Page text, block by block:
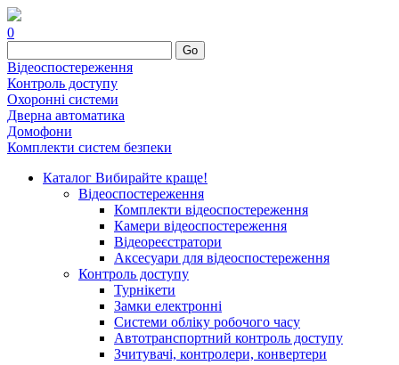
0
Go
Відеоспостереження
Контроль доступу
Охоронні системи
Дверна автоматика
Домофони
Комплекти систем безпеки
Каталог Вибирайте краще!
Відеоспостереження
Комплекти відеоспостереження
Камери відеоспостереження
Відеореєстратори
Аксесуари для відеоспостереження
Контроль доступу
Турнікети
Замки електронні
Системи обліку робочого часу
Автотранспортний контроль доступу
Зчитувачі, контролери, конвертери